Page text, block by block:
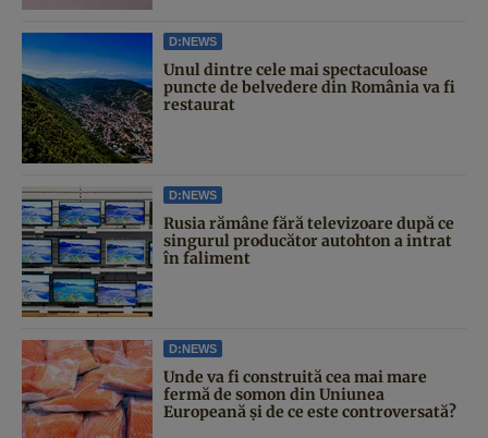
D:NEWS
Unul dintre cele mai spectaculoase
puncte de belvedere din România va fi
restaurat
D:NEWS
Rusia rămâne fără televizoare după ce
singurul producător autohton a intrat
în faliment
D:NEWS
Unde va fi construită cea mai mare
fermă de somon din Uniunea
Europeană și de ce este controversată?